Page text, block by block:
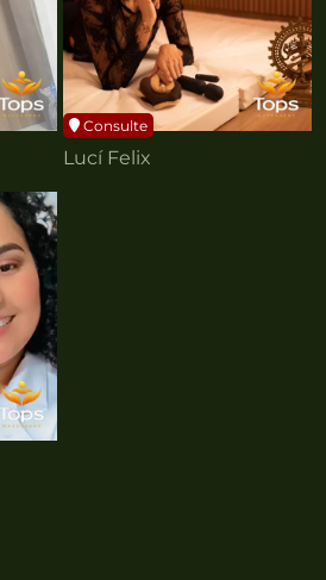
Consulte
Lucí Felix